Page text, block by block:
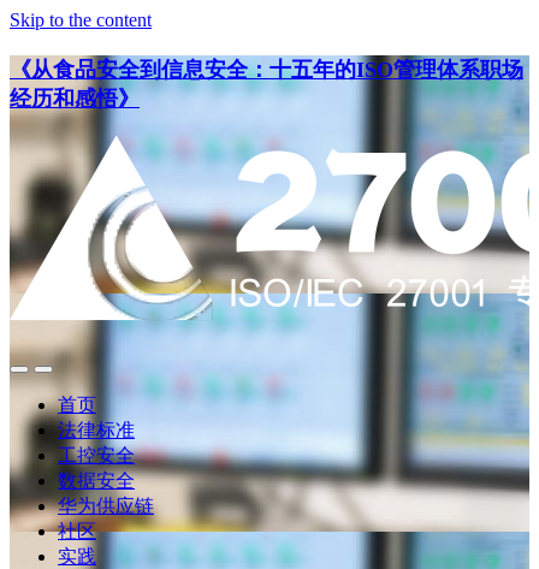
Skip to the content
《从食品安全到信息安全：十五年的ISO管理体系职场
经历和感悟》
点
搜
点
此
查
导
航
首页
法律标准
工控安全
数据安全
华为供应链
社区
实践